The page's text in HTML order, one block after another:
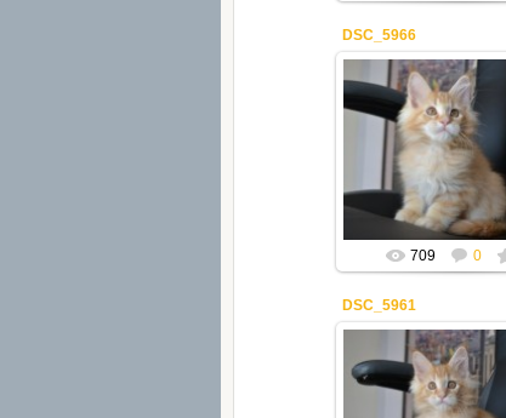
DSC_5966
08.04.2019
Mila2409
709 0
DSC_5961
08.04.2019